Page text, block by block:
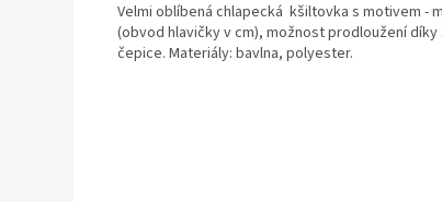
Velmi oblíbená chlapecká kšiltovka s motivem -
(obvod hlavičky v cm), možnost prodloužení
čepice. Materiály: bavlna, polyester.